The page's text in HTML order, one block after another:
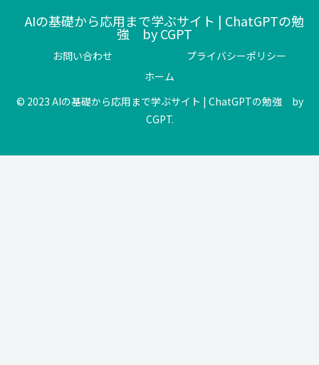
AIの基礎から応用まで学ぶサイト | ChatGPTの勉
強 by CGPT
お問い合わせ
プライバシーポリシー
ホーム
© 2023 AIの基礎から応用まで学ぶサイト | ChatGPTの勉強 by
CGPT.